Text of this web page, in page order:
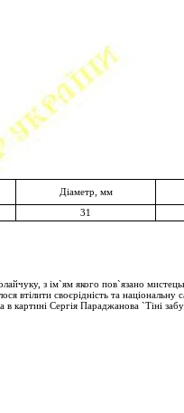
Діаметр, мм
31
з ім`ям якого пов`язано
втілити своєрідність та
картині Сергія Параджанова `Тіні